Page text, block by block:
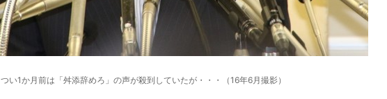
つい1か月前は「舛添辞めろ」の声が殺到していたが・・・（16年6月撮影）